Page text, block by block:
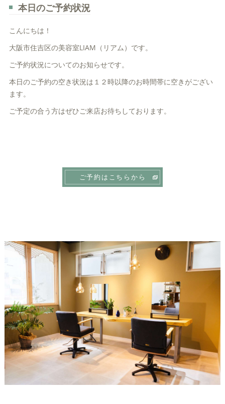
本日のご予約状況
こんにちは！
大阪市住吉区の美容室LIAM（リアム）です。
ご予約状況についてのお知らせです。
本日のご予約の空き状況は１２時以降のお時間帯に空きがござい
ます。
ご予定の合う方はぜひご来店お待ちしております。
ご予約はこちらから